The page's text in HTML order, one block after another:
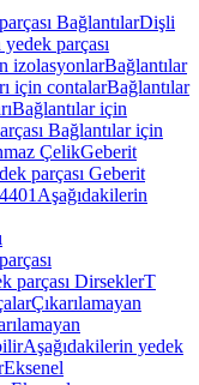
BağlantılarDişli
parçası
izolasyonlarBağlantılar
için contalarBağlantılar
Bağlantılar için
Bağlantılar için
ÇelikGeberit
parçası Geberit
Aşağıdakilerin
parçası DirseklerT
Çıkarılamayan
Aşağıdakilerin yedek
Eksenel